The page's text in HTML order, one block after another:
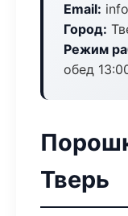
Email:
Город:
Режим
обед
Тверь